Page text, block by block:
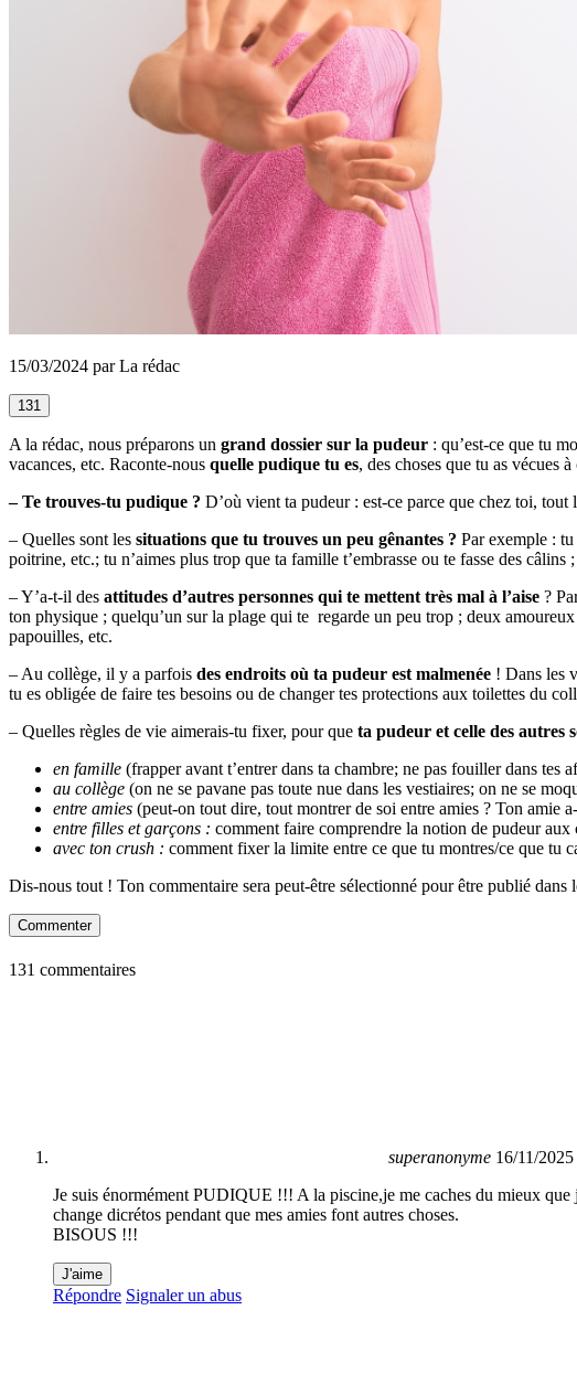
15/03/2024 par La rédac
131
A la rédac, nous préparons un grand dossier sur la pudeur : qu’est-ce que tu
vacances, etc. Raconte-nous quelle pudique tu es, des choses que tu as vécues
– Te trouves-tu pudique ? D’où vient ta pudeur : est-ce parce que chez toi, tout
– Quelles sont les situations que tu trouves un peu gênantes ? Par exemple :
poitrine, etc.; tu n’aimes plus trop que ta famille t’embrasse ou te fasse des
– Y’a-t-il des attitudes d’autres personnes qui te mettent très mal à l’aise ?
ton physique ; quelqu’un sur la plage qui te regarde un peu trop ; deux
papouilles, etc.
– Au collège, il y a parfois des endroits où ta pudeur est malmenée ! Dans les
tu es obligée de faire tes besoins ou de changer tes protections aux toilettes du
– Quelles règles de vie aimerais-tu fixer, pour que ta pudeur et celle des autres
en famille (frapper avant t’entrer dans ta chambre; ne pas fouiller dans tes
au collège (on ne se pavane pas toute nue dans les vestiaires; on ne se
entre amies (peut-on tout dire, tout montrer de soi entre amies ? Ton amie
entre filles et garçons : comment faire comprendre la notion de pudeur
avec ton crush : comment fixer la limite entre ce que tu montres/ce que tu
Dis-nous tout ! Ton commentaire sera peut-être sélectionné pour être publié dans
Commenter
131 commentaires
superanonyme 16/11/
Je suis énormément PUDIQUE !!! A la piscine,je me caches du mieux
change dicrétos pendant que mes amies font autres choses.
BISOUS !!!
J'aime
Répondre Signaler un abus